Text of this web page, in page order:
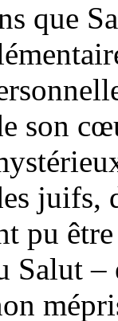
que
son
juifs,
pu
Salut